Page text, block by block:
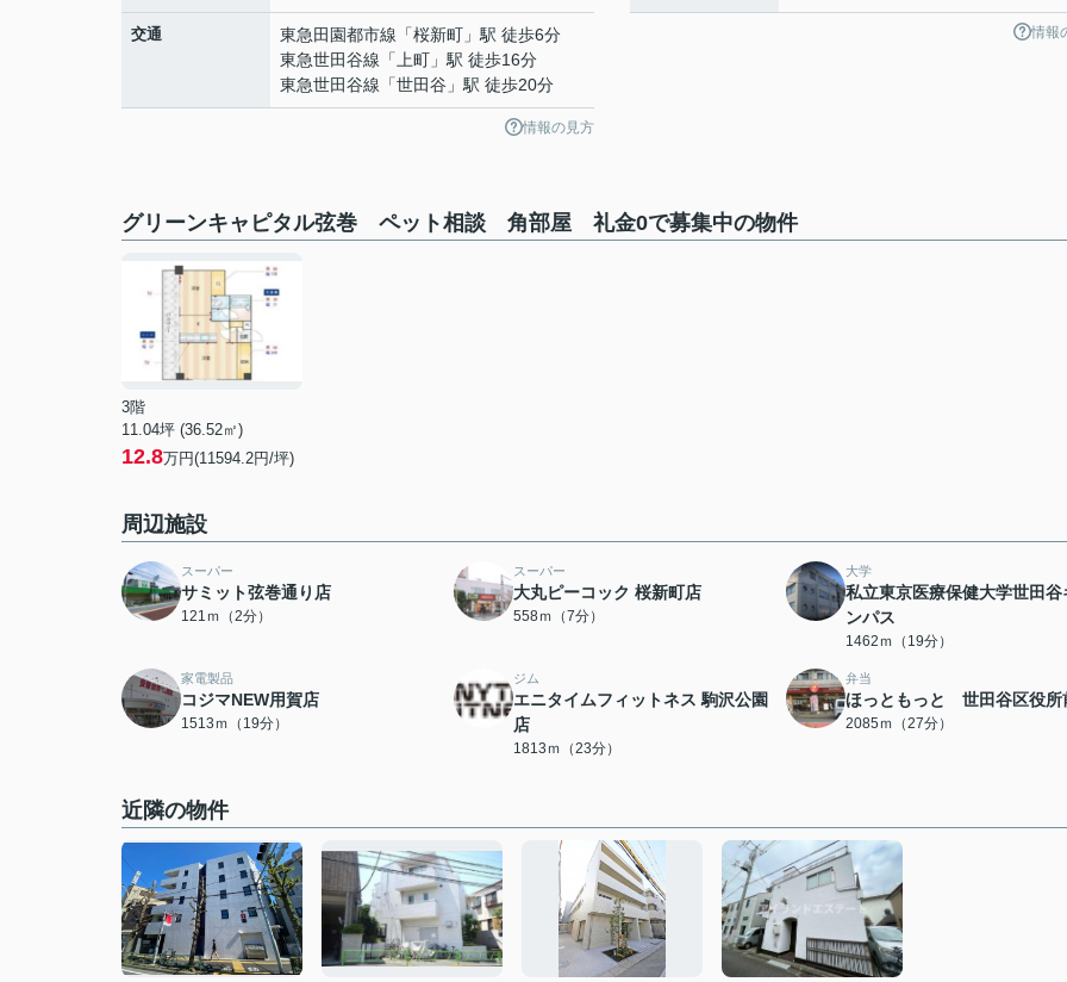
交通 東急田園都市線 「桜新町 」駅 徒歩6分
東急世田谷線 「 上町 」駅 徒歩16分
東急世田谷線 「世田谷 」駅 徒歩20分
情報の見方
情報
グリーンキャピタル弦巻 ペット相談 角部屋 礼金0で募集中の物件
3階
11.04坪 (36.52㎡)
12.8万円(11594.2円/坪)
周辺施設
スーパー
サミット弦巻通り店
121ｍ（2分）
スーパー
大丸ピーコック 桜新町店
558ｍ（7分）
大学
私立東京医療保健大学世田谷
ンパス
1462ｍ（19分）
家電製品
コジマNEW用賀店
1513ｍ（19分）
ジム
エニタイムフィットネス 駒沢公園
店
1813ｍ（23分）
弁当
ほっともっと 世田谷区役所
2085ｍ（27分）
近隣の物件